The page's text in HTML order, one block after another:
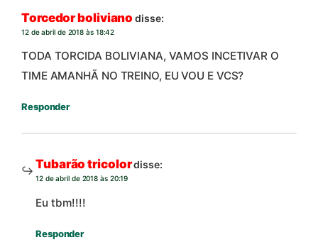
Torcedor boliviano disse:
12 de abril de 2018 às 18:42
TODA TORCIDA BOLIVIANA, VAMOS INCETIVAR O
TIME AMANHÃ NO TREINO, EU VOU E VCS?
Responder
Tubarão tricolordisse:
12 de abril de 2018 às 20:19
Eu tbm!!!!
Responder